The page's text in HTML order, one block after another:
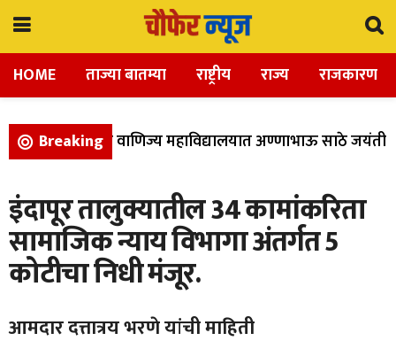
HOME ताज्या बातम्या राष्ट्रीय राज्य राजकारण
Breaking
विज्ञान, आणि वाणिज्य महाविद्यालयात अण्णाभाऊ साठे जयंती
इंदापूर तालुक्यातील 34 कामांकरिता
सामाजिक न्याय विभागा अंतर्गत 5
कोटीचा निधी मंजूर.
आमदार दत्तात्रय भरणे यांची माहिती